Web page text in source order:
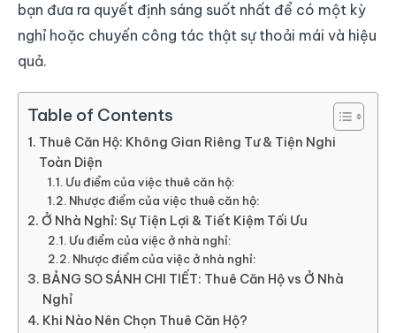
bạn đưa ra quyết định sáng suốt nhất để có một kỳ
nghỉ hoặc chuyến công tác thật sự thoải mái và hiệu
quả.
Table of Contents
Thuê Căn Hộ: Không Gian Riêng Tư & Tiện Nghi
Toàn Diện
Ưu điểm của việc thuê căn hộ:
Nhược điểm của việc thuê căn hộ:
Ở Nhà Nghỉ: Sự Tiện Lợi & Tiết Kiệm Tối Ưu
Ưu điểm của việc ở nhà nghỉ:
Nhược điểm của việc ở nhà nghỉ:
BẢNG SO SÁNH CHI TIẾT: Thuê Căn Hộ vs Ở Nhà
Nghỉ
Khi Nào Nên Chọn Thuê Căn Hộ?